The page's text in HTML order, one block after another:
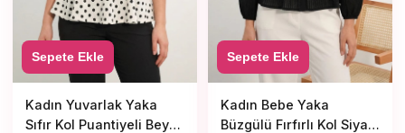
Sepete Ekle
Kadın Yuvarlak Yaka
Sıfır Kol Puantiyeli Beyaz
Sepete Ekle
Kadın Bebe Yaka
Büzgülü Fırfırlı Kol Siyah